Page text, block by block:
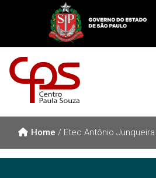
Home / Etec Antônio